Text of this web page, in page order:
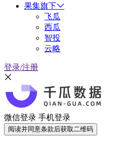
果集旗下
飞瓜
西瓜
智投
云略
登录/注册
微信登录 手机登录
阅读并同意条款后获取二维码